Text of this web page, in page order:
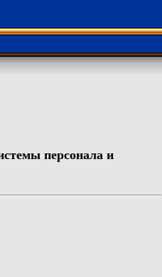
персонала и